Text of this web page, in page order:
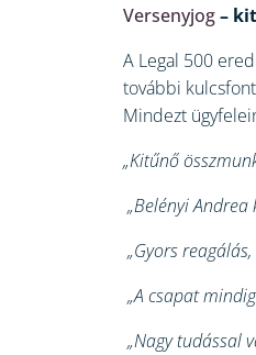
Versenyjog–
A Legal 500
további
Mindezt
„Kitűnő
„Belényi Andrea
„Gyors
„A csapat
„Nagy tudással